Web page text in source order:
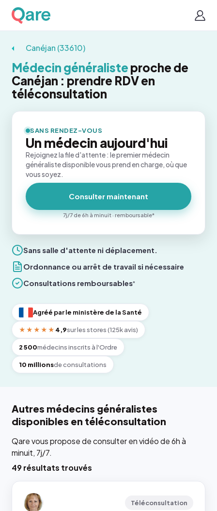
Canéjan (33610)
Médecin généraliste proche de
Canéjan : prendre RDV en
téléconsultation
Sans salle d'attente ni déplacement.
Ordonnance ou arrêt de travail si nécessaire
Consultations remboursables*
Agréé par le ministère de la Santé
★★★★★ 4,9sur les stores (125k avis)
2 500médecins inscrits à l'Ordre
10 millionsde consultations
SANS RENDEZ-VOUS
Un médecin aujourd'hui
Rejoignez la file d'attente : le premier médecin
généraliste disponible vous prend en charge, où que
vous soyez.
Consulter maintenant
7j/7 de 6h à minuit · remboursable*
Autres médecins généralistes
disponibles en téléconsultation
Qare vous propose de consulter en vidéo de 6h à
minuit, 7j/7.
49 résultats trouvés
Téléconsultation